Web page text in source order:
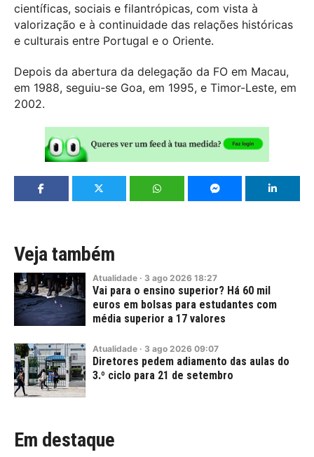
científicas, sociais e filantrópicas, com vista à
valorização e à continuidade das relações históricas
e culturais entre Portugal e o Oriente.
Depois da abertura da delegação da FO em Macau,
em 1988, seguiu-se Goa, em 1995, e Timor-Leste, em
2002.
Veja também
Atualidade · 3 ago 2026 18:27
Vai para o ensino superior? Há 60 mil
euros em bolsas para estudantes com
média superior a 17 valores
Atualidade · 3 ago 2026 09:07
Diretores pedem adiamento das aulas do
3.º ciclo para 21 de setembro
Em destaque